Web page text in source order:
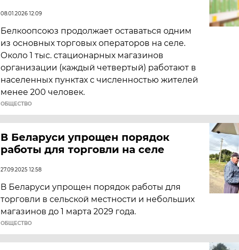
08.01.2026 12:09
Белкоопсоюз продолжает оставаться одним
из основных торговых операторов на селе.
Около 1 тыс. стационарных магазинов
организации (каждый четвертый) работают в
населенных пунктах с численностью жителей
менее 200 человек.
ОБЩЕСТВО
В Беларуси упрощен порядок
работы для торговли на селе
27.09.2025 12:58
В Беларуси упрощен порядок работы для
торговли в сельской местности и небольших
магазинов до 1 марта 2029 года.
ОБЩЕСТВО